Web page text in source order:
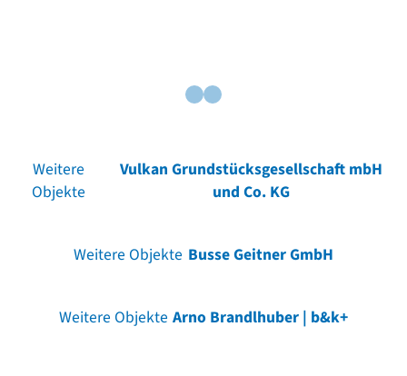
Weitere
Objekte
Vulkan Grundstücksgesellschaft mbH
und Co. KG
Weitere Objekte Busse Geitner GmbH
Weitere Objekte Arno Brandlhuber | b&k+